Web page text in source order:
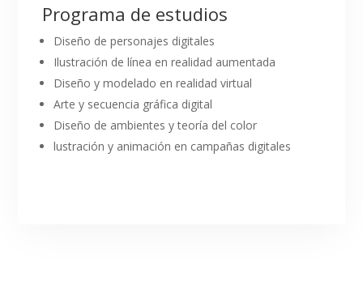
Programa de estudios
Diseño de personajes digitales
Ilustración de línea en realidad aumentada
Diseño y modelado en realidad virtual
Arte y secuencia gráfica digital
Diseño de ambientes y teoría del color
lustración y animación en campañas digitales